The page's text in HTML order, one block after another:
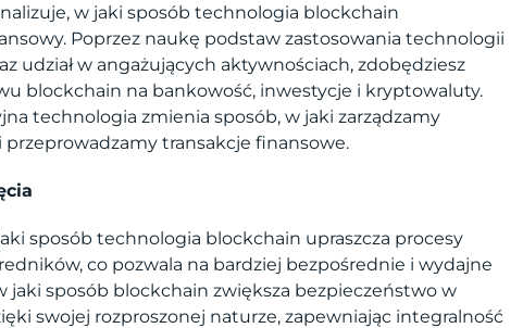
w jaki sposób technologia blockchain
Poprzez naukę podstaw zastosowania technologii
udział w angażujących aktywnościach, zdobędziesz
blockchain na bankowość, inwestycje i kryptowaluty.
technologia zmienia sposób, w jaki zarządzamy
transakcje finansowe.
sposób technologia blockchain upraszcza procesy
co pozwala na bardziej bezpośrednie i wydajne
jaki sposób blockchain zwiększa bezpieczeństwo w
swojej rozproszonej naturze, zapewniając integralność